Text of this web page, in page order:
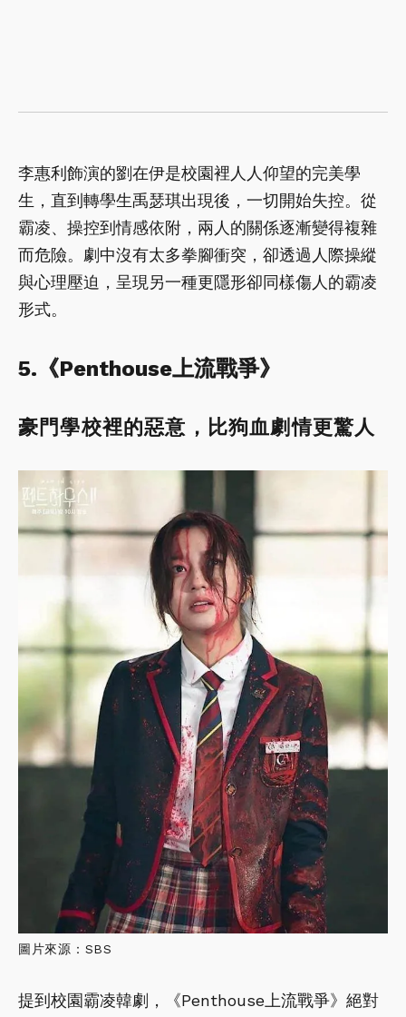
李惠利飾演的劉在伊是校園裡人人仰望的完美學
生，直到轉學生禹瑟琪出現後，一切開始失控。從
霸凌、操控到情感依附，兩人的關係逐漸變得複雜
而危險。劇中沒有太多拳腳衝突，卻透過人際操縱
與心理壓迫，呈現另一種更隱形卻同樣傷人的霸凌
形式。
5.《Penthouse上流戰爭》
豪門學校裡的惡意，比狗血劇情更驚人
圖片來源：SBS
提到校園霸凌韓劇，《Penthouse上流戰爭》絕對